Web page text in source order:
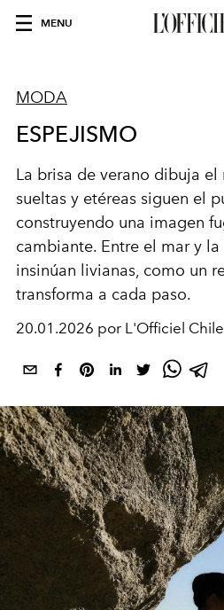
MENU
MODA
ESPEJISMO
La brisa de verano dibuja el
sueltas y etéreas siguen el
construyendo una imagen
cambiante. Entre el mar y la
insinúan livianas, como un
transforma a cada paso.
20.01.2026 por L'Officiel Chile